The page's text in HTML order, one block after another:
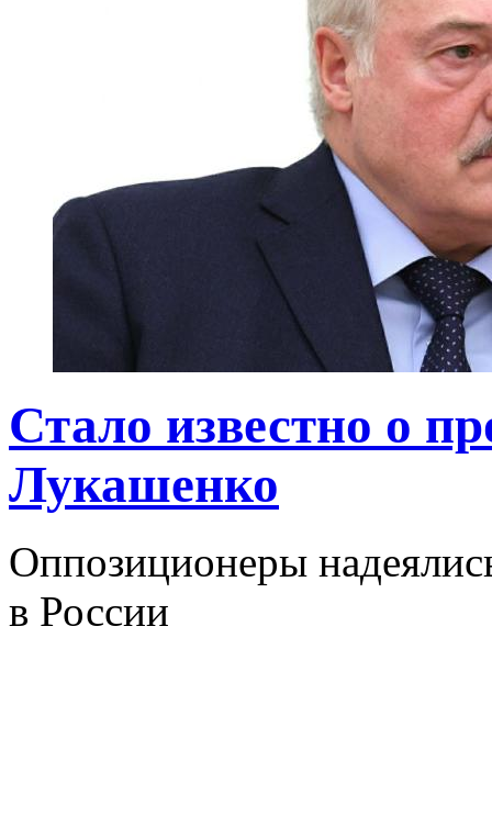
Стало известно о
Лукашенко
Оппозиционеры
в России